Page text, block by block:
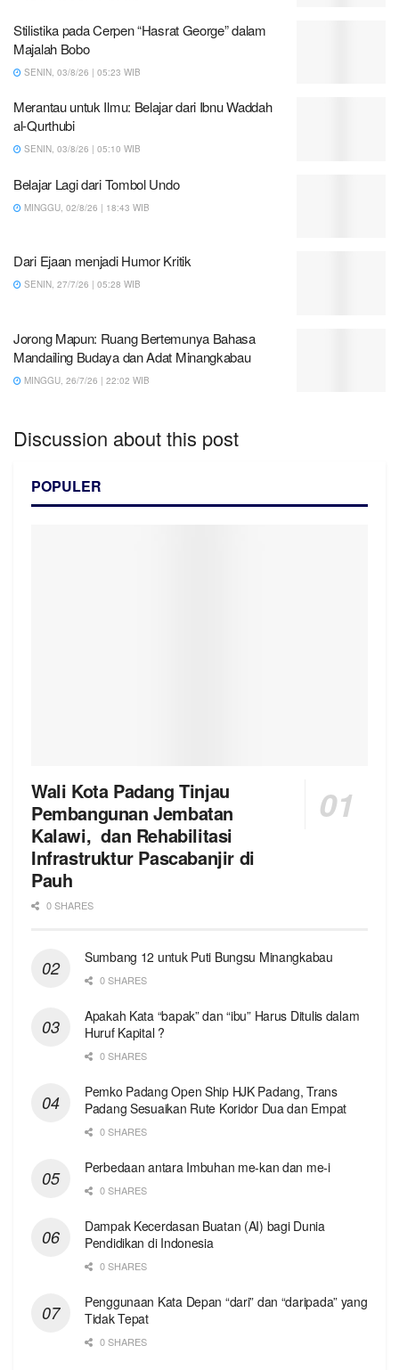
Stilistika pada Cerpen “Hasrat George” dalam
Majalah Bobo
SENIN, 03/8/26 | 05:23 WIB
Merantau untuk Ilmu: Belajar dari Ibnu Waddah
al-Qurthubi
SENIN, 03/8/26 | 05:10 WIB
Belajar Lagi dari Tombol Undo
MINGGU, 02/8/26 | 18:43 WIB
Dari Ejaan menjadi Humor Kritik
SENIN, 27/7/26 | 05:28 WIB
Jorong Mapun: Ruang Bertemunya Bahasa
Mandailing Budaya dan Adat Minangkabau
MINGGU, 26/7/26 | 22:02 WIB
Discussion about this post
POPULER
Wali Kota Padang Tinjau
Pembangunan Jembatan
Kalawi, dan Rehabilitasi
Infrastruktur Pascabanjir di
Pauh
0 SHARES
Sumbang 12 untuk Puti Bungsu Minangkabau
0 SHARES
Apakah Kata “bapak” dan “ibu” Harus Ditulis dalam
Huruf Kapital ?
0 SHARES
Pemko Padang Open Ship HJK Padang, Trans
Padang Sesuaikan Rute Koridor Dua dan Empat
0 SHARES
Perbedaan antara Imbuhan me-kan dan me-i
0 SHARES
Dampak Kecerdasan Buatan (AI) bagi Dunia
Pendidikan di Indonesia
0 SHARES
Penggunaan Kata Depan “dari” dan “daripada” yang
Tidak Tepat
0 SHARES